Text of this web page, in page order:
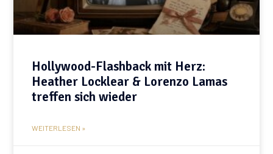
Hollywood-Flashback mit Herz:
Heather Locklear & Lorenzo Lamas
treffen sich wieder
WEITERLESEN »